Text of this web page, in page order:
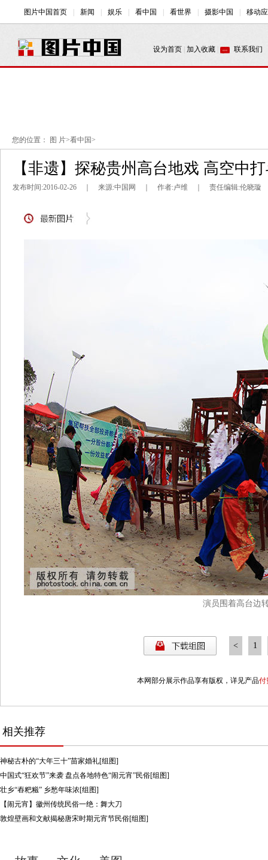
您的位置： 图 片>看中国>
【非遗】探秘贵州高台地戏 高空中
发布时间:2016-02-26 ｜ 来源:中国网 ｜ 作者:卢维 ｜ 责任编辑:伦晓璇
演员围着高台边
< 1
本网部分展示作品享有版权，详见产品付
相关推荐
神秘古朴的“大年三十”苗家婚礼[组图]
中国式“狂欢节”来袭 盘点各地特色“闹元宵”民俗[组图]
壮乡“舂粑糍” 乡愁年味浓[组图]
【闹元宵】徽州传统民俗一绝：舞大刀
敦煌壁画和文献揭秘唐宋时期元宵节民俗[组图]